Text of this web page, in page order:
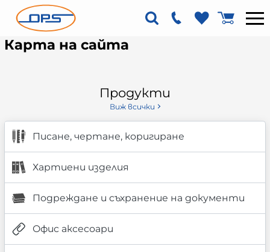
Карта на сайта
Продукти
Виж всички
Писане, чертане, коригиране
Хартиени изделия
Подреждане и съхранение на документи
Офис аксесоари